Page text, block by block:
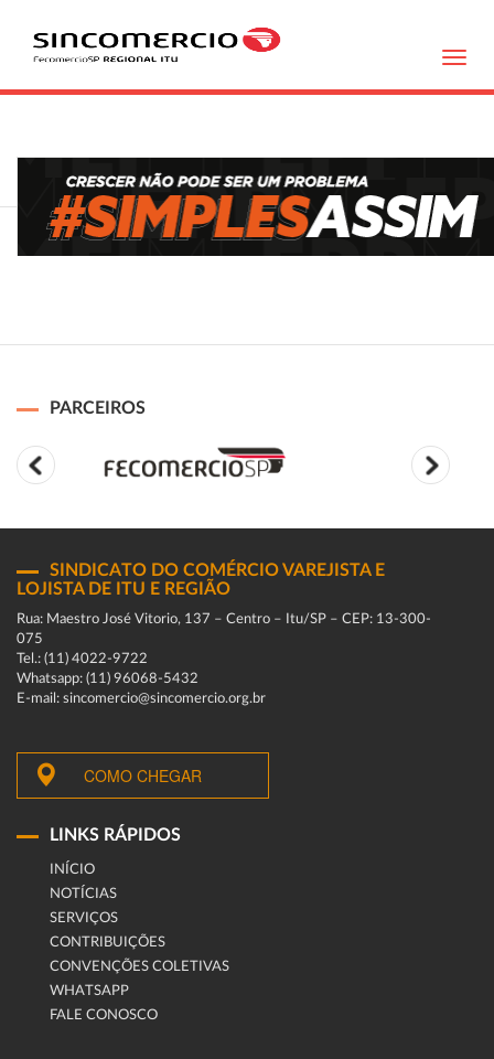
PARCEIROS
SINDICATO DO COMÉRCIO VAREJISTA E
LOJISTA DE ITU E REGIÃO
Rua: Maestro José Vitorio, 137 – Centro – Itu/SP – CEP: 13-300-
075
Tel.: (11) 4022-9722
Whatsapp: (11) 96068-5432
E-mail: sincomercio@sincomercio.org.br
COMO CHEGAR
LINKS RÁPIDOS
INÍCIO
NOTÍCIAS
SERVIÇOS
CONTRIBUIÇÕES
CONVENÇÕES COLETIVAS
WHATSAPP
FALE CONOSCO